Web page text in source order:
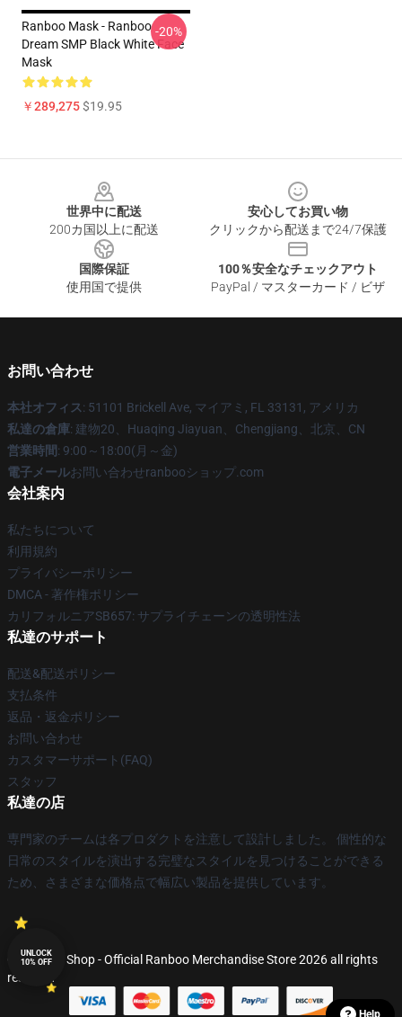
Ranboo Mask - Ranboo
Dream SMP Black White Face
Mask
￥289,275$19.95
-20%
世界中に配送
200カ国以上に配送
安心してお買い物
クリックから配送まで24/7保護
国際保証
使用国で提供
100％安全なチェックアウト
PayPal / マスターカード / ビザ
お問い合わせ
本社オフィス: 51101 Brickell Ave, マイアミ, FL 33131, アメリカ
私達の倉庫: 建物20、Huaqing Jiayuan、Chengjiang、北京、CN
営業時間: 9:00～18:00(月～金)
電子メールお問い合わせranbooショップ.com
会社案内
私たちについて
利用規約
プライバシーポリシー
DMCA - 著作権ポリシー
カリフォルニアSB657: サプライチェーンの透明性法
私達のサポート
配送&配送ポリシー
支払条件
返品・返金ポリシー
お問い合わせ
カスタマーサポート(FAQ)
スタッフ
私達の店
専門家のチームは各プロダクトを注意して設計しました。 個性的な
日常のスタイルを演出する完璧なスタイルを見つけることができる
ため、さまざまな価格点で幅広い製品を提供しています。
© Ranboo Shop - Official Ranboo Merchandise Store 2026 all rights
reserved
Help
UNLOCK
10% OFF